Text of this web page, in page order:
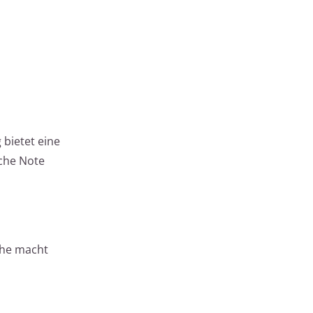
bietet eine
Note
macht